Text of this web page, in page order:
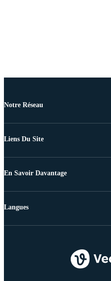
Notre Réseau
Liens Du Site
En Savoir Davantage
Langues